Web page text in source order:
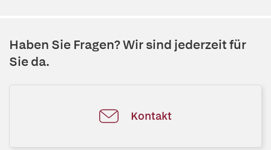
Haben Sie Fragen? Wir sind jederzeit für
Sie da.
Kontakt